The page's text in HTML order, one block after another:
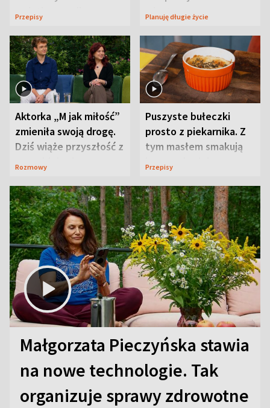
wyjątkowo wilgotne
Przepisy
wizyt
Planuję długie życie
Aktorka „M jak miłość”
zmieniła swoją drogę.
Dziś wiąże przyszłość z
neurobiologią
Rozmowy
Puszyste bułeczki
prosto z piekarnika. Z
tym masłem smakują
jeszcze lepiej
Przepisy
Małgorzata Pieczyńska stawia
na nowe technologie. Tak
organizuje sprawy zdrowotne